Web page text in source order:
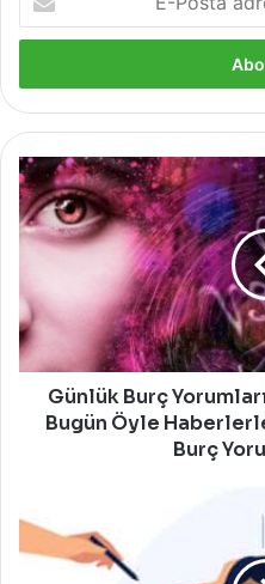
Posta
adresinizi
Günlük
Burç
Yorumlarının
Kraliçesi
Bugün
Öyle
Haberlerle
Geldik
İşte
Günlük Burç
Bugün Öyle
Burç
ile
Nasıl